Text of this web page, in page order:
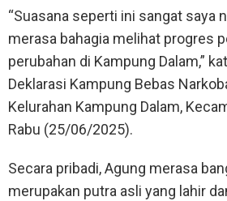
“Suasana seperti ini sangat saya
merasa bahagia melihat progres
perubahan di Kampung Dalam,”
Deklarasi Kampung Bebas
Kelurahan Kampung Dalam,
Rabu (25/06/2025).
Secara pribadi, Agung merasa
merupakan putra asli yang lahir